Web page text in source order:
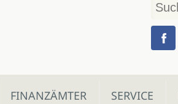
FINANZÄMTER SERVICE